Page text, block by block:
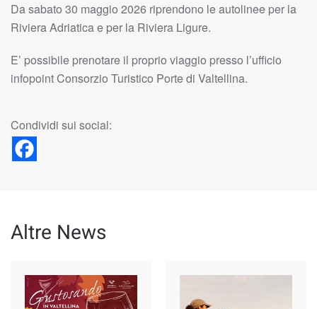
Da sabato 30 maggio 2026 riprendono le autolinee per la
Riviera Adriatica e per la Riviera Ligure.
E’ possibile prenotare il proprio viaggio presso l’ufficio
infopoint Consorzio Turistico Porte di Valtellina.
Condividi sui social:
Altre News